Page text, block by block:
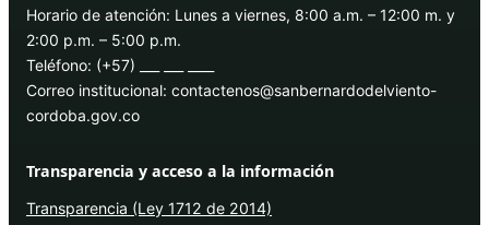
Horario de atención: Lunes a viernes, 8:00 a.m. – 12:00 m. y
2:00 p.m. – 5:00 p.m.
Teléfono: (+57) ___ ___ ____
Correo institucional: contactenos@sanbernardodelviento-
cordoba.gov.co
Transparencia y acceso a la información
Transparencia (Ley 1712 de 2014)